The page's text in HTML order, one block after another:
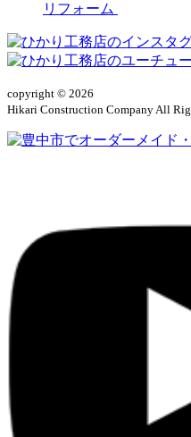
リフォーム
copyright © 2026
Hikari Construction Company All